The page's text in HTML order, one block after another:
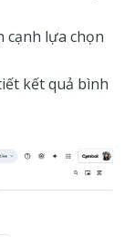
cạnh lựa chọn
kết quả bình